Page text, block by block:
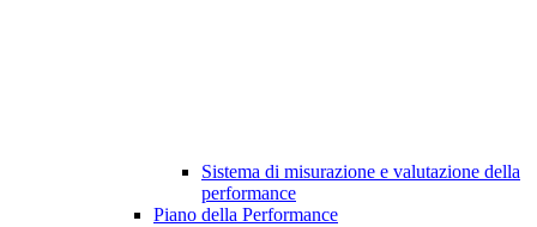
Sistema di misurazione e valutazione della
performance
Piano della Performance